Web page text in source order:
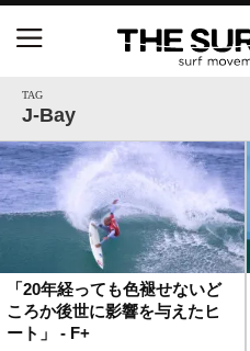
TAG
J-Bay
「20年経っても色褪せないど
ころか後世に影響を与えたヒ
ート」 - F+
【五十嵐カノア独占イ
ックとの豪華プライベ
S.ONE ショート＆ロ
橋みなと）
ニュース